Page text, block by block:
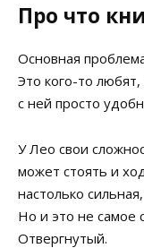
Про что
Основная
Это кого-то
с ней просто
У Лео свои
может стоять и
настолько
Но и это не самое
Отвергнутый.